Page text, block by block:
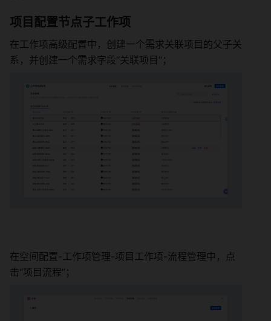
项目配置节点子工作项
在工作项高级配置中，创建一个需求关联项目的父子关
系，并创建一个需求字段“关联项目”；
在空间配置-工作项管理-项目工作项-流程管理中，点
击“项目流程”；